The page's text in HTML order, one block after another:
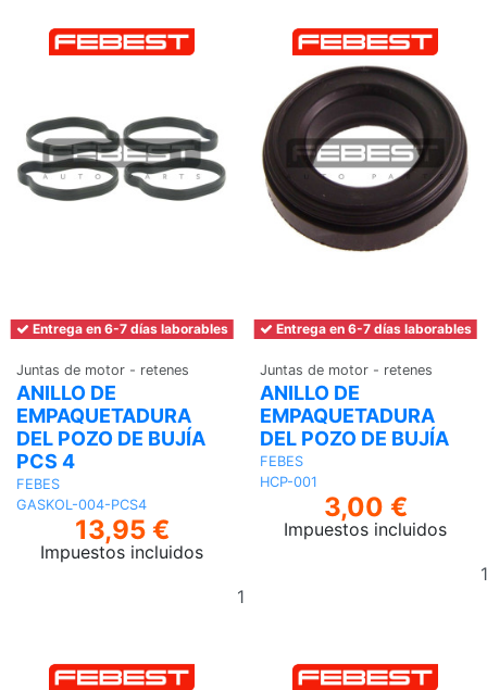
Entrega en 6-7 días laborables
Juntas de motor - retenes
ANILLO DE
EMPAQUETADURA
DEL POZO DE BUJÍA
PCS 4
FEBES
GASKOL-004-PCS4
13,95 €
Impuestos incluidos
Entrega en 6-7 días laborables
Juntas de motor - retenes
ANILLO DE
EMPAQUETADURA
DEL POZO DE BUJÍA
FEBES
HCP-001
3,00 €
Impuestos incluidos